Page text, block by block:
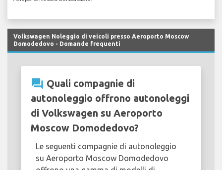
Volkswagen Noleggio di veicoli presso Aeroporto Moscow
Domodedovo - Domande frequenti
question_answer Quali compagnie di
autonoleggio offrono autonoleggi
di Volkswagen su Aeroporto
Moscow Domodedovo?
Le seguenti compagnie di autonoleggio
su Aeroporto Moscow Domodedovo